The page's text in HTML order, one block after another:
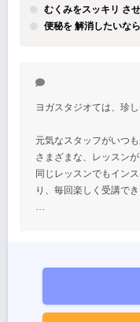
むくみをスッキリ さ
便秘を 解消したいな
ヨガスタジオては、珍
元気なスタッフがいつ
さまざまな、レッスン
同じレッスンでもイン
り、毎回楽しく受講でき
…